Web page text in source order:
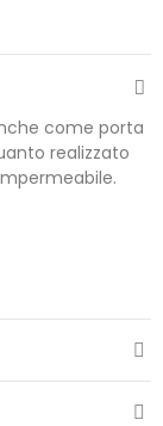
come porta
realizzato